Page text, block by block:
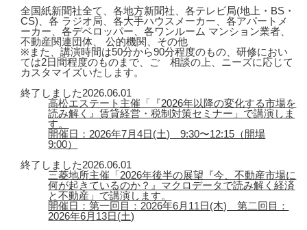
全国紙新聞社全て、各地方新聞社、各テレビ局(地上・BS・
CS)、各 ラジオ局、各大手ハウスメーカー、各アパートメ
ーカー、各デベロッパー、各ワンルーム マンション業者、
不動産関連団体、 公的機関、その他
※また、講演時間は50分から90分程度のもの、研修におい
ては2日間程度のものまで、ご゙相談の上、ニーズに応じて
カスタマイズいたします。
終了しました2026.06.01
高松エステート主催「『2026年以降の変化する市場を
読み解く』賃貸経営・税制対策セミナー」で講演しま
す。
開催日：2026年7月4日(土) 9:30〜12:15（開場
9:00）
終了しました2026.06.01
三菱地所主催「2026年後半の展望『今、不動産市場に
何が起きているのか？』マクロデータで読み解く経済
と不動産」で講演します。
開催日：第一回目：2026年6月11日(木) 第二回目：
2026年6月13日(土)